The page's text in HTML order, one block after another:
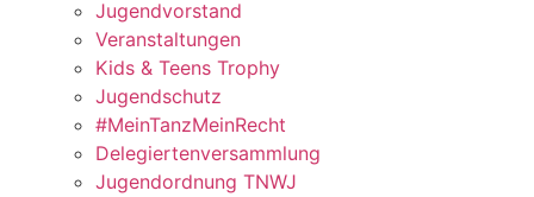
Jugendvorstand
Veranstaltungen
Kids & Teens Trophy
Jugendschutz
#MeinTanzMeinRecht
Delegiertenversammlung
Jugendordnung TNWJ